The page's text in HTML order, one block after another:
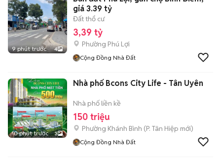
9 phút trước 4
giá 3.39 tỷ
Đất thổ cư
3,39 tỷ
Phường Phú Lợi
Cộng Đồng Nhà Đất
10 phút trước 3
Nhà phố Bcons City Life - Tân Uyên
Nhà phố liền kề
150 triệu
Phường Khánh Bình (P. Tân Hiệp mới)
Cộng Đồng Nhà Đất